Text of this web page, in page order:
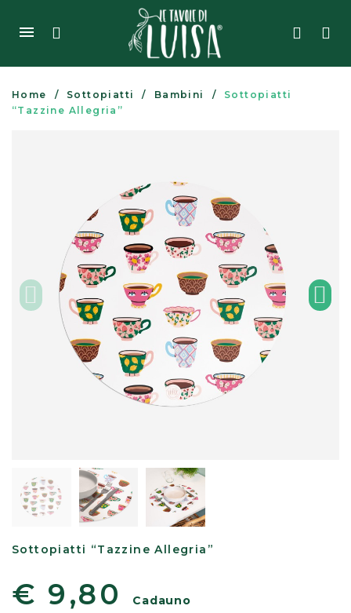
Home Sottopiatti Bambini
Sottopiatti
“Tazzine Allegria”
Sottopiatti “Tazzine Allegria”
€ 9,80 Cadauno